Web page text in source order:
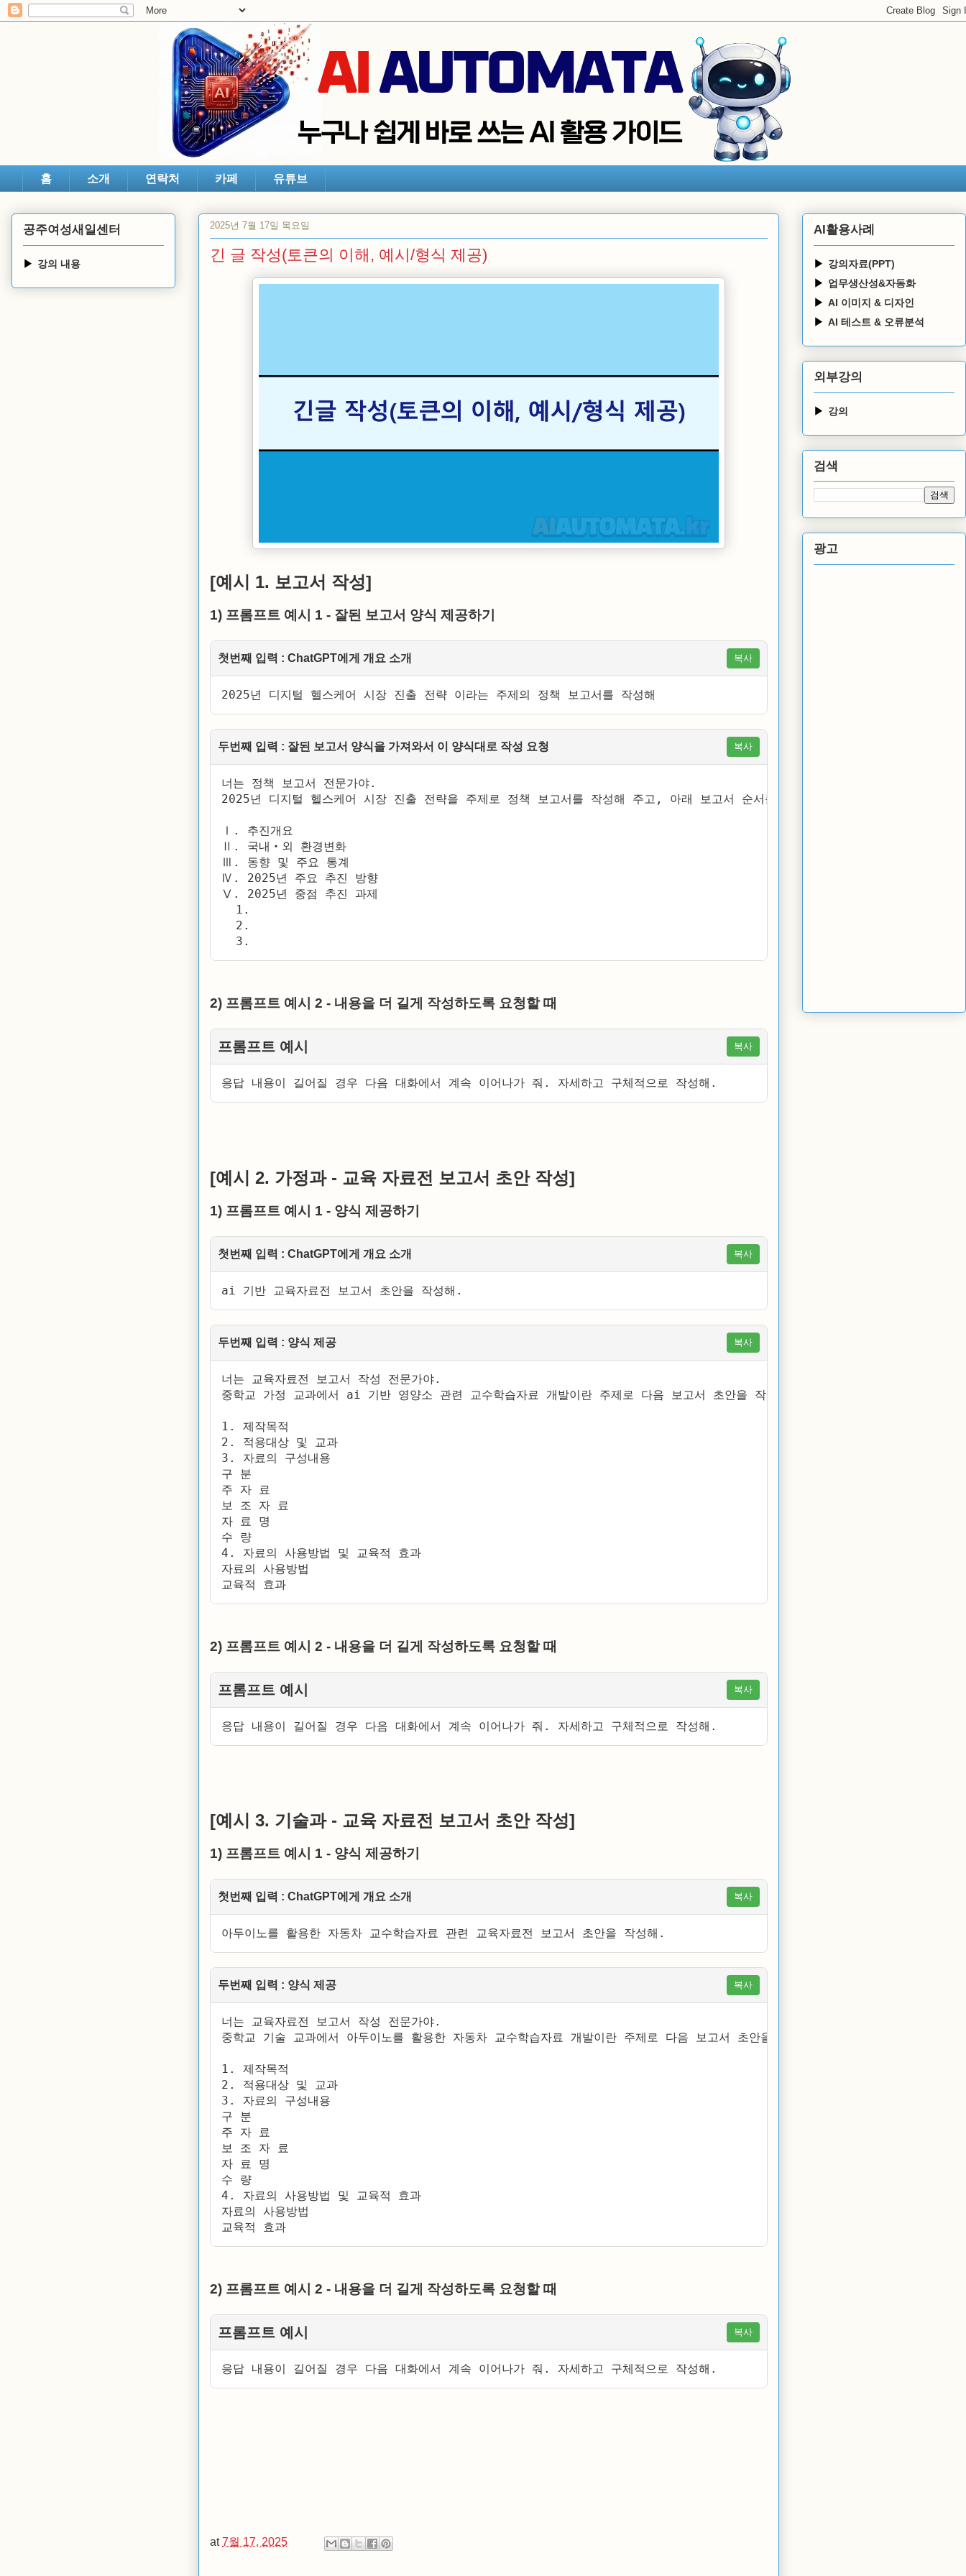
홈 소개 연락처 카페 유튜브
2025년 7월 17일 목요일
긴 글 작성(토큰의 이해, 예시/형식 제공)
[예시 1. 보고서 작성]
1) 프롬프트 예시 1 - 잘된 보고서 양식 제공하기
첫번째 입력 : ChatGPT에게 개요 소개 복사
2025년 디지털 헬스케어 시장 진출 전략 이라는 주제의 정책 보고서를 작성해
두번째 입력 : 잘된 보고서 양식을 가져와서 이 양식대로 작성 요청 복사
너는 정책 보고서 전문가야.
2025년 디지털 헬스케어 시장 진출 전략을 주제로 정책 보고서를 작성해 주고, 아래 보고서 순서를 보고 초안을 작성해줘.
Ⅰ. 추진개요
Ⅱ. 국내‧외 환경변화
Ⅲ. 동향 및 주요 통계
Ⅳ. 2025년 주요 추진 방향
Ⅴ. 2025년 중점 추진 과제
  1.
  2.
  3.
2) 프롬프트 예시 2 - 내용을 더 길게 작성하도록 요청할 때
프롬프트 예시 복사
응답 내용이 길어질 경우 다음 대화에서 계속 이어나가 줘. 자세하고 구체적으로 작성해.
[예시 2. 가정과 - 교육 자료전 보고서 초안 작성]
1) 프롬프트 예시 1 - 양식 제공하기
첫번째 입력 : ChatGPT에게 개요 소개 복사
ai 기반 교육자료전 보고서 초안을 작성해.
두번째 입력 : 양식 제공 복사
너는 교육자료전 보고서 작성 전문가야.
중학교 가정 교과에서 ai 기반 영양소 관련 교수학습자료 개발이란 주제로 다음 보고서 초안을 작성해. 목차는 다음과 같아.
1. 제작목적
2. 적용대상 및 교과
3. 자료의 구성내용
구 분
주 자 료
보 조 자 료
자 료 명
수 량
4. 자료의 사용방법 및 교육적 효과
자료의 사용방법
교육적 효과
2) 프롬프트 예시 2 - 내용을 더 길게 작성하도록 요청할 때
프롬프트 예시 복사
응답 내용이 길어질 경우 다음 대화에서 계속 이어나가 줘. 자세하고 구체적으로 작성해.
[예시 3. 기술과 - 교육 자료전 보고서 초안 작성]
1) 프롬프트 예시 1 - 양식 제공하기
첫번째 입력 : ChatGPT에게 개요 소개 복사
아두이노를 활용한 자동차 교수학습자료 관련 교육자료전 보고서 초안을 작성해.
두번째 입력 : 양식 제공 복사
너는 교육자료전 보고서 작성 전문가야.
중학교 기술 교과에서 아두이노를 활용한 자동차 교수학습자료 개발이란 주제로 다음 보고서 초안을 작성해. 목차는 다음과 같아.
1. 제작목적
2. 적용대상 및 교과
3. 자료의 구성내용
구 분
주 자 료
보 조 자 료
자 료 명
수 량
4. 자료의 사용방법 및 교육적 효과
자료의 사용방법
교육적 효과
2) 프롬프트 예시 2 - 내용을 더 길게 작성하도록 요청할 때
프롬프트 예시 복사
응답 내용이 길어질 경우 다음 대화에서 계속 이어나가 줘. 자세하고 구체적으로 작성해.
at 7월 17, 2025
공주여성새일센터
강의 내용
AI활용사례
강의자료(PPT)
업무생산성&자동화
AI 이미지 & 디자인
AI 테스트 & 오류분석
외부강의
강의
검색
광고